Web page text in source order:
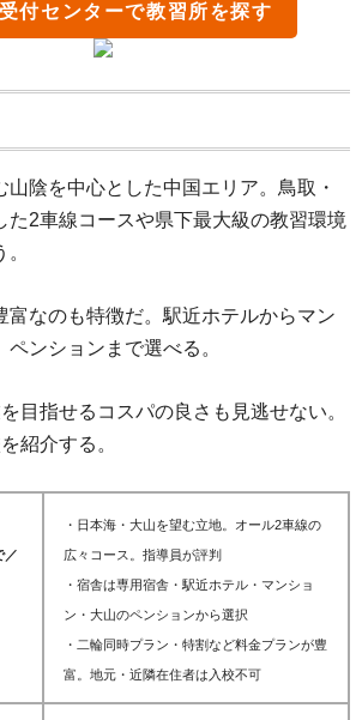
付センターで教習所を探す
山陰を中心とした中国エリア。鳥取・
た2車線コースや県下最大級の教習環境
富なのも特徴だ。駅近ホテルからマン
ンションまで選べる。
目指せるコスパの良さも見逃せない。
紹介する。
／
・日本海・大山を望む立地。オール2車線の
広々コース。指導員が評判
・宿舎は専用宿舎・駅近ホテル・マンショ
ン・大山のペンションから選択
・ 二輪同時プラン・特割など料金プランが豊
富。地元・近隣在住者は入校不可